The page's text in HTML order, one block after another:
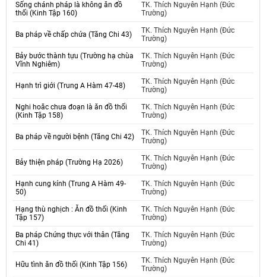
Sống chánh pháp là không ăn đồ
thối (Kinh Tập 160)
TK. Thích Nguyên Hạnh (Đức
Trường)
Ba pháp về chấp chứa (Tăng Chi 43)
TK. Thích Nguyên Hạnh (Đức
Trường)
Bảy bước thành tựu (Trường hạ chùa
Vĩnh Nghiêm)
TK. Thích Nguyên Hạnh (Đức
Trường)
Hạnh trì giới (Trung A Hàm 47-48)
TK. Thích Nguyên Hạnh (Đức
Trường)
Nghi hoăc chưa đoạn là ăn đồ thối
(Kinh Tập 158)
TK. Thích Nguyên Hạnh (Đức
Trường)
Ba pháp về người bệnh (Tăng Chi 42)
TK. Thích Nguyên Hạnh (Đức
Trường)
Bảy thiện pháp (Trường Hạ 2026)
TK. Thích Nguyên Hạnh (Đức
Trường)
Hạnh cung kính (Trung A Hàm 49-
50)
TK. Thích Nguyên Hạnh (Đức
Trường)
Hạng thù nghịch : Ăn đồ thối (Kinh
Tập 157)
TK. Thích Nguyên Hạnh (Đức
Trường)
Ba pháp Chứng thực với thân (Tăng
Chi 41)
TK. Thích Nguyên Hạnh (Đức
Trường)
Hữu tình ăn đồ thối (Kinh Tập 156)
TK. Thích Nguyên Hạnh (Đức
Trường)